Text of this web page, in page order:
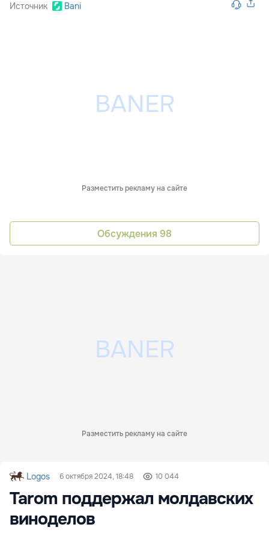
Источник Bani
Разместить рекламу на сайте
Обсуждения 98
Разместить рекламу на сайте
Logos 6 октября 2024, 18:48 10 044
Tarom поддержал молдавских
виноделов